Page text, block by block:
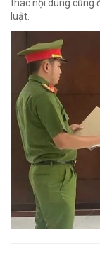
thác nội dung cũng
luật.